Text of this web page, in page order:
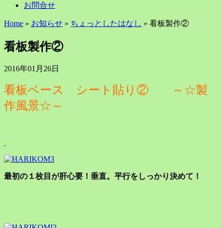
お問合せ
Home » お知らせ » ちょっとしたはなし » 看板製作②
看板製作②
2016年01月26日
看板ベース シート貼り② ～☆製
作風景☆～
最初の１枚目が肝心要！垂直。平行をしっかり決めて！